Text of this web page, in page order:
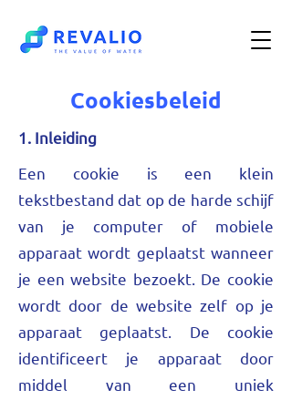
Cookiesbeleid
1. Inleiding
Een cookie is een klein
tekstbestand dat op de harde schijf
van je computer of mobiele
apparaat wordt geplaatst wanneer
je een website bezoekt. De cookie
wordt door de website zelf op je
apparaat geplaatst. De cookie
identificeert je apparaat door
middel van een uniek